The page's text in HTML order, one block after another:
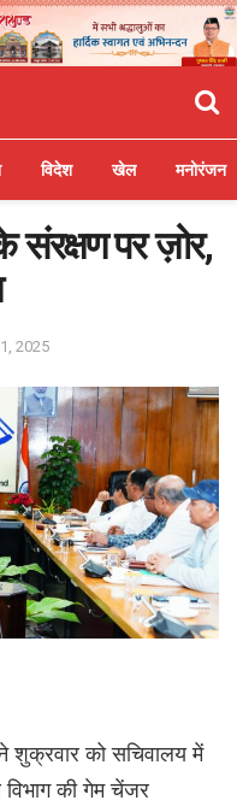
विदेश खेल मनोरंजन
पर ज़ोर,
2025
शुक्रवार को सचिवालय में
विभाग की गेम चेंजर